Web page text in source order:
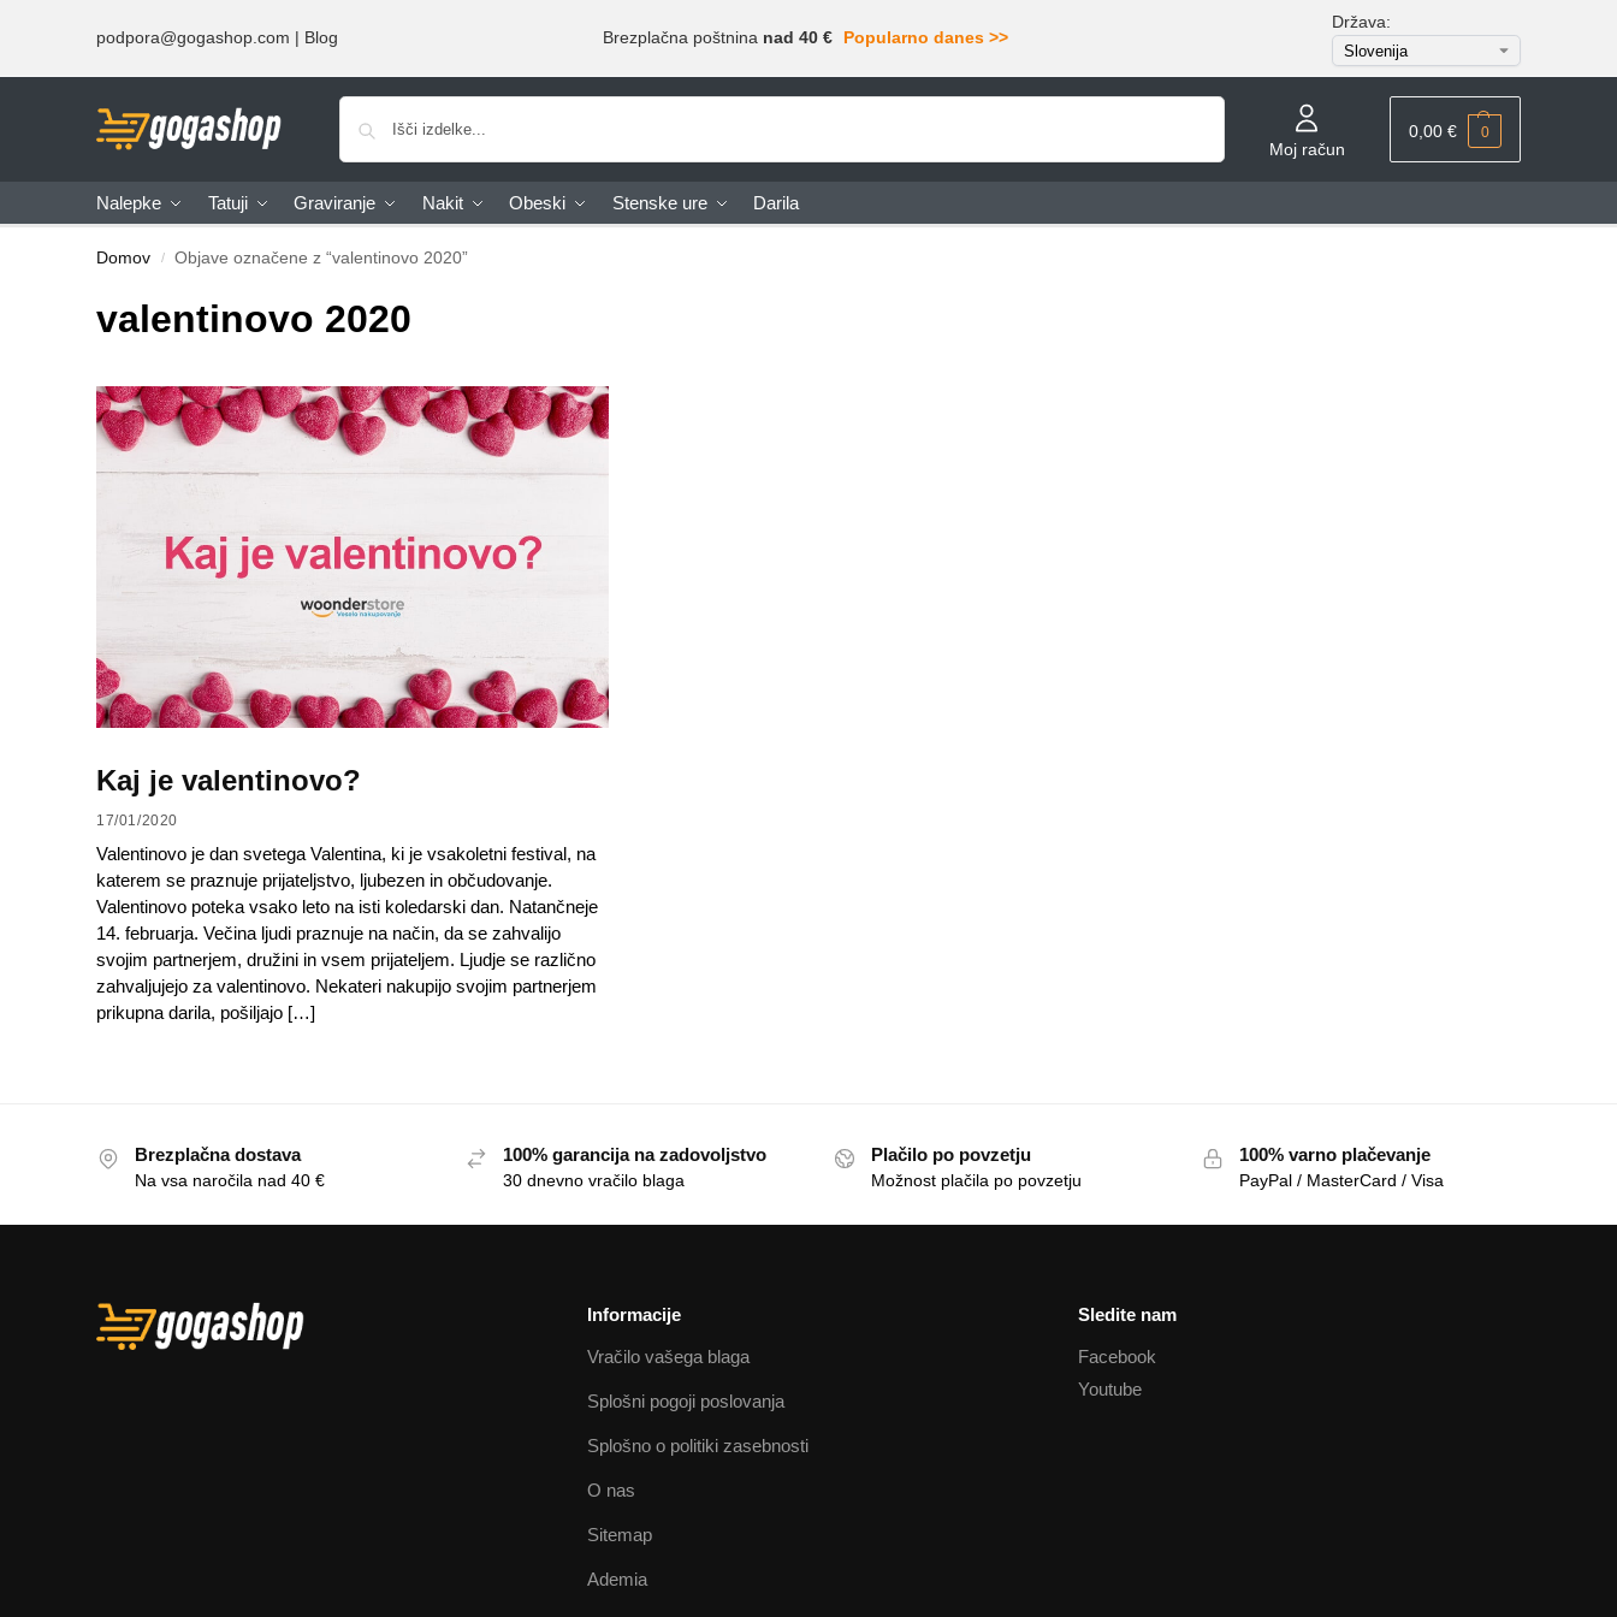
podpora@gogashop.com | Blog Brezplačna poštnina nad 40 € Popularno danes >>
Država:
Moj račun
0,00 € 0
Nalepke Tatuji Graviranje Nakit Obeski Stenske ure Darila
Domov / Objave označene z “valentinovo 2020”
valentinovo 2020
Kaj je valentinovo?
17/01/2020
Valentinovo je dan svetega Valentina, ki je vsakoletni festival, na
katerem se praznuje prijateljstvo, ljubezen in občudovanje.
Valentinovo poteka vsako leto na isti koledarski dan. Natančneje
14. februarja. Večina ljudi praznuje na način, da se zahvalijo
svojim partnerjem, družini in vsem prijateljem. Ljudje se različno
zahvaljujejo za valentinovo. Nekateri nakupijo svojim partnerjem
prikupna darila, pošiljajo […]
Brezplačna dostava
Na vsa naročila nad 40 €
100% garancija na zadovoljstvo
30 dnevno vračilo blaga
Plačilo po povzetju
Možnost plačila po povzetju
100% varno plačevanje
PayPal / MasterCard / Visa
Informacije
Vračilo vašega blaga
Splošni pogoji poslovanja
Splošno o politiki zasebnosti
O nas
Sitemap
Ademia
Sledite nam
Facebook
Youtube